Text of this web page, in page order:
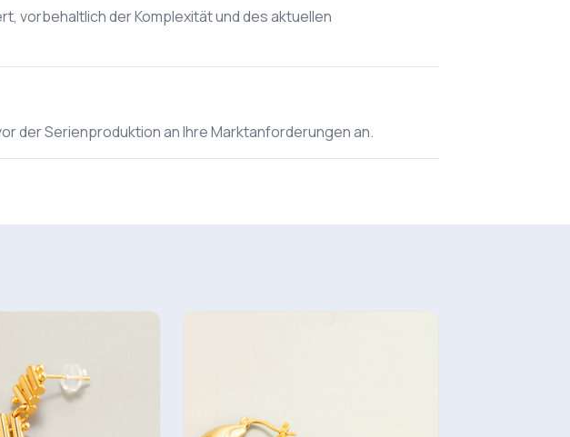
vorbehaltlich der Komplexität und des aktuellen
der Serienproduktion an Ihre Marktanforderungen an.